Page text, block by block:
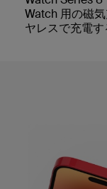
Watch 用の磁
ヤレスで充電す